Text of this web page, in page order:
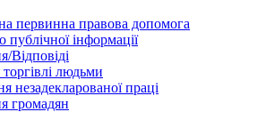
первинна правова допомога
публічної інформації
Відповіді
людьми
незадекларованої праці
громадян